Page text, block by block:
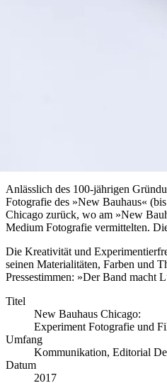
Anlässlich des 100-jährigen
Fotografie des »New Bauhaus«
Chicago zurück, wo am »New
Medium Fotografie vermittelten.
Die Kreativität und
seinen Materialitäten, Farben und
Pressestimmen: »Der Band macht
Titel
New Bauhaus Chicago:
Experiment Fotografie und
Umfang
Kommunikation, Editorial
Datum
2017